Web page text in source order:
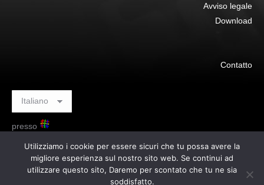
Avviso legale
Download
Contatto
presso
Utilizziamo i cookie per essere sicuri che tu possa avere la
migliore esperienza sul nostro sito web. Se continui ad
utilizzare questo sito, Daremo per scontato che tu ne sia
soddisfatto.